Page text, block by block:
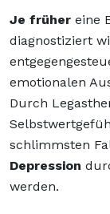
Je früher eine
diagnostiziert
emotionalen
Durch
schlimmsten
Depression
werden.